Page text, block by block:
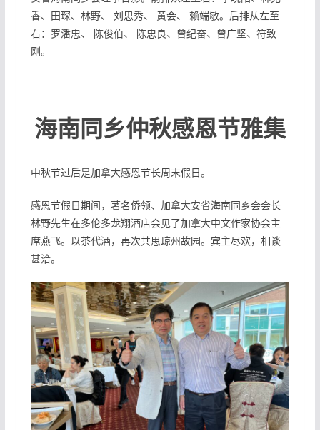
香、田琛、林野、 刘思秀、 黄会、 赖端敏。后排从左至
右：罗潘忠、 陈俊伯、 陈忠良、曾纪奋、曾广坚、符致
刚。
海南同乡仲秋感恩节雅集
中秋节过后是加拿大感恩节长周末假日。
感恩节假日期间，著名侨领、加拿大安省海南同乡会会长
林野先生在多伦多龙翔酒店会见了加拿大中文作家协会主
席燕飞。以茶代酒，再次共思琼州故园。宾主尽欢，相谈
甚洽。